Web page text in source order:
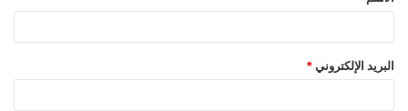
البريد الإلكتروني *